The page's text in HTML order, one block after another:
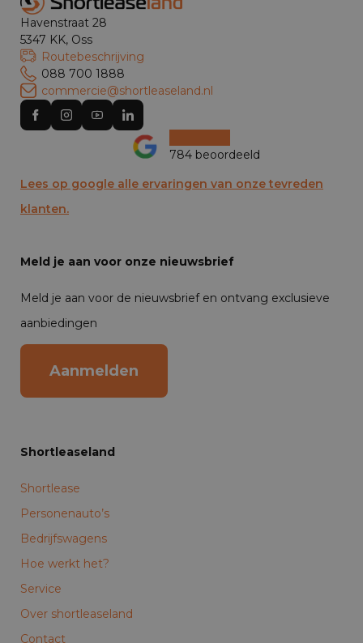
Havenstraat 28
5347 KK, Oss
Routebeschrijving
088 700 1888
commercie@shortleaseland.nl
784 beoordeeld
Lees op google alle ervaringen van onze tevreden
klanten.
Meld je aan voor onze nieuwsbrief
Meld je aan voor de nieuwsbrief en ontvang exclusieve
aanbiedingen
Aanmelden
Shortleaseland
Shortlease
Personenauto’s
Bedrijfswagens
Hoe werkt het?
Service
Over shortleaseland
Contact